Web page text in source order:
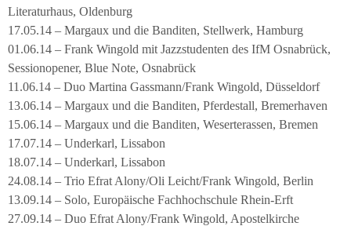
Literaturhaus, Oldenburg
17.05.14 – Margaux und die Banditen, Stellwerk, Hamburg
01.06.14 – Frank Wingold mit Jazzstudenten des IfM Osnabrück,
Sessionopener, Blue Note, Osnabrück
11.06.14 – Duo Martina Gassmann/Frank Wingold, Düsseldorf
13.06.14 – Margaux und die Banditen, Pferdestall, Bremerhaven
15.06.14 – Margaux und die Banditen, Weserterassen, Bremen
17.07.14 – Underkarl, Lissabon
18.07.14 – Underkarl, Lissabon
24.08.14 – Trio Efrat Alony/Oli Leicht/Frank Wingold, Berlin
13.09.14 – Solo, Europäische Fachhochschule Rhein-Erft
27.09.14 – Duo Efrat Alony/Frank Wingold, Apostelkirche